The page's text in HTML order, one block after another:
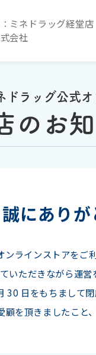
ミネドラッグ経堂店
会社
ドラッグ公式
のお
誠にありが
ラインストアをご
いただきながら運営
30 日をもちまして閉
を頂きましたこと